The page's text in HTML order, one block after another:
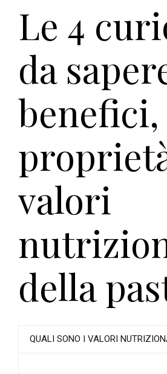
Le 4
da
benefici,
valori
della
QUALI SONO I VALORI